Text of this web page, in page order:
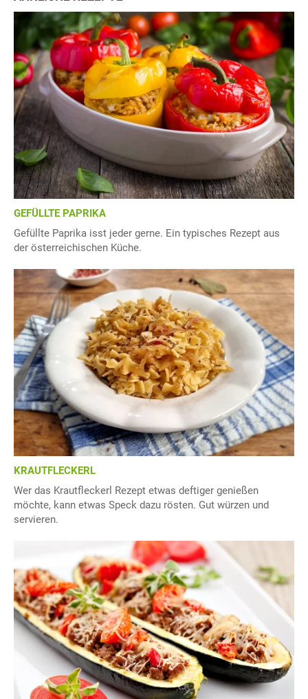
GEFÜLLTE PAPRIKA
Gefüllte Paprika isst jeder gerne. Ein typisches Rezept aus
der österreichischen Küche.
KRAUTFLECKERL
Wer das Krautfleckerl Rezept etwas deftiger genießen
möchte, kann etwas Speck dazu rösten. Gut würzen und
servieren.